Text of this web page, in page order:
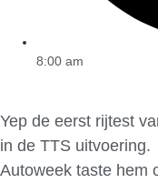
8:00 am
Yep de eerst rijtest
in de TTS uitvoering.
Autoweek taste hem